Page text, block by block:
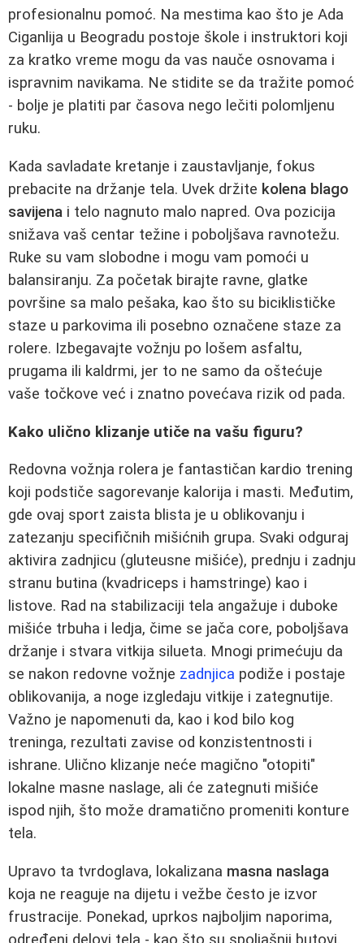
profesionalnu pomoć. Na mestima kao što je Ada
Ciganlija u Beogradu postoje škole i instruktori koji
za kratko vreme mogu da vas nauče osnovama i
ispravnim navikama. Ne stidite se da tražite pomoć
- bolje je platiti par časova nego lečiti polomljenu
ruku.
Kada savladate kretanje i zaustavljanje, fokus
prebacite na držanje tela. Uvek držite kolena blago
savijena i telo nagnuto malo napred. Ova pozicija
snižava vaš centar težine i poboljšava ravnotežu.
Ruke su vam slobodne i mogu vam pomoći u
balansiranju. Za početak birajte ravne, glatke
površine sa malo pešaka, kao što su biciklističke
staze u parkovima ili posebno označene staze za
rolere. Izbegavajte vožnju po lošem asfaltu,
prugama ili kaldrmi, jer to ne samo da oštećuje
vaše točkove već i znatno povećava rizik od pada.
Kako ulično klizanje utiče na vašu figuru?
Redovna vožnja rolera je fantastičan kardio trening
koji podstiče sagorevanje kalorija i masti. Međutim,
gde ovaj sport zaista blista je u oblikovanju i
zatezanju specifičnih mišićnih grupa. Svaki odguraj
aktivira zadnjicu (gluteusne mišiće), prednju i zadnju
stranu butina (kvadriceps i hamstringe) kao i
listove. Rad na stabilizaciji tela angažuje i duboke
mišiće trbuha i ledja, čime se jača core, poboljšava
držanje i stvara vitkija silueta. Mnogi primećuju da
se nakon redovne vožnje zadnjica podiže i postaje
oblikovanija, a noge izgledaju vitkije i zategnutije.
Važno je napomenuti da, kao i kod bilo kog
treninga, rezultati zavise od konzistentnosti i
ishrane. Ulično klizanje neće magično "otopiti"
lokalne masne naslage, ali će zategnuti mišiće
ispod njih, što može dramatično promeniti konture
tela.
Upravo ta tvrdoglava, lokalizana masna naslaga
koja ne reaguje na dijetu i vežbe često je izvor
frustracije. Ponekad, uprkos najboljim naporima,